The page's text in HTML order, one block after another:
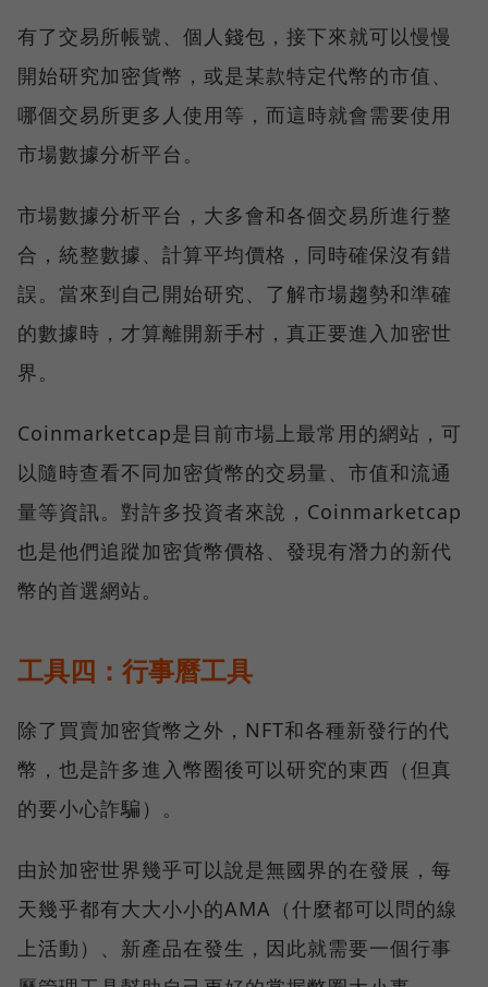
有了交易所帳號、個人錢包，接下來就可以慢慢
開始研究加密貨幣，或是某款特定代幣的市值、
哪個交易所更多人使用等，而這時就會需要使用
市場數據分析平台。
市場數據分析平台，大多會和各個交易所進行整
合，統整數據、計算平均價格，同時確保沒有錯
誤。當來到自己開始研究、了解市場趨勢和準確
的數據時，才算離開新手村，真正要進入加密世
界。
Coinmarketcap是目前市場上最常用的網站，可
以隨時查看不同加密貨幣的交易量、市值和流通
量等資訊。對許多投資者來說，Coinmarketcap
也是他們追蹤加密貨幣價格、發現有潛力的新代
幣的首選網站。
工具四：行事曆工具
除了買賣加密貨幣之外，NFT和各種新發行的代
幣，也是許多進入幣圈後可以研究的東西（但真
的要小心詐騙）。
由於加密世界幾乎可以說是無國界的在發展，每
天幾乎都有大大小小的AMA（什麼都可以問的線
上活動）、新產品在發生，因此就需要一個行事